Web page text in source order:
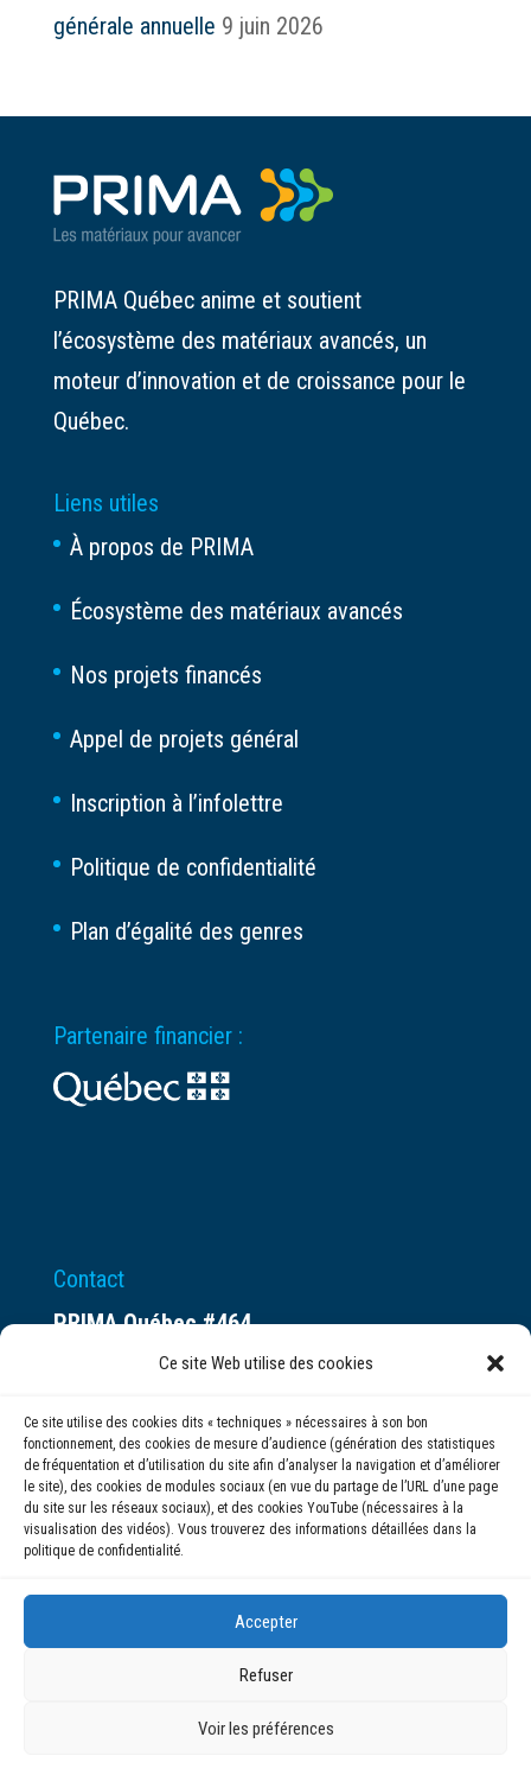
Ce site Web utilise des cookies
Ce site utilise des cookies dits « techniques » nécessaires à son bon
fonctionnement, des cookies de mesure d’audience (génération des statistiques
de fréquentation et d’utilisation du site afin d’analyser la navigation et d’améliorer
le site), des cookies de modules sociaux (en vue du partage de l’URL d’une page
du site sur les réseaux sociaux), et des cookies YouTube (nécessaires à la
visualisation des vidéos). Vous trouverez des informations détaillées dans la
politique de confidentialité.
Accepter
Refuser
Voir les préférences
générale annuelle 9 juin 2026
PRIMA Québec anime et soutient
l’écosystème des matériaux avancés, un
moteur d’innovation et de croissance pour le
Québec.
Liens utiles
À propos de PRIMA
Écosystème des matériaux avancés
Nos projets financés
Appel de projets général
Inscription à l’infolettre
Politique de confidentialité
Plan d’égalité des genres
Partenaire financier :
Contact
PRIMA Québec #464
Espace ax.c
Montréal (QC) H3C 0B4
(514) 284-0211